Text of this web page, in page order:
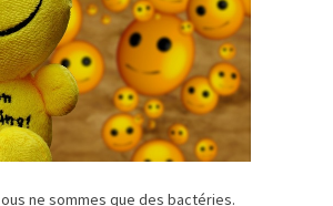
ous ne sommes que des bactéries.